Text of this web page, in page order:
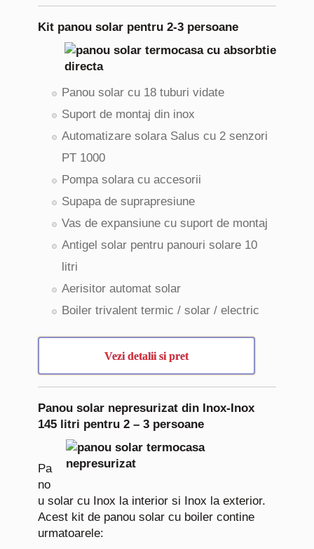
Kit panou solar pentru 2-3 persoane
Panou solar cu 18 tuburi vidate
Suport de montaj din inox
Automatizare solara Salus cu 2 senzori
PT 1000
Pompa solara cu accesorii
Supapa de suprapresiune
Vas de expansiune cu suport de montaj
Antigel solar pentru panouri solare 10
litri
Aerisitor automat solar
Boiler trivalent termic / solar / electric
Vezi detalii si pret
Panou solar nepresurizat din Inox-Inox
145 litri pentru 2 – 3 persoane
Pa
no
u solar cu Inox la interior si Inox la exterior.
Acest kit de panou solar cu boiler contine
urmatoarele: